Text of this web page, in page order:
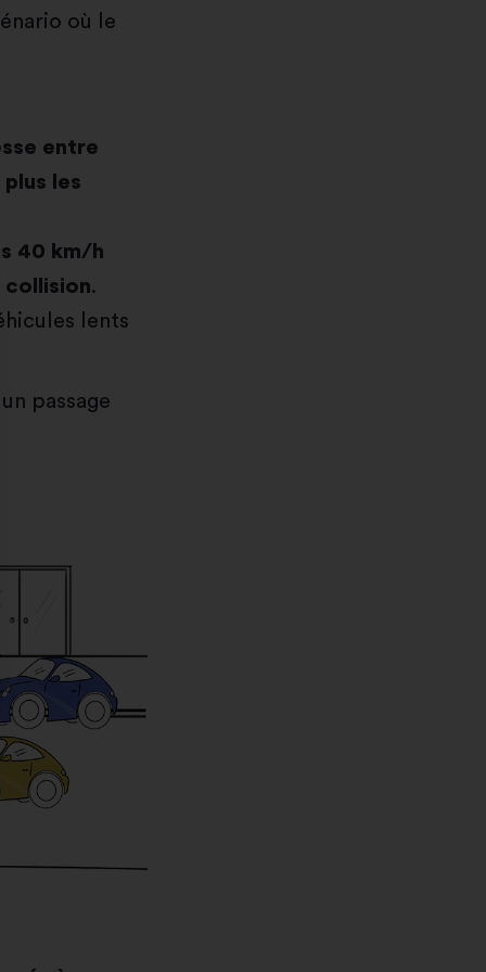
vos Options
vos paramètres de confidentialité, en
où le
entre
les
40 km/h
collision.
lents
passage